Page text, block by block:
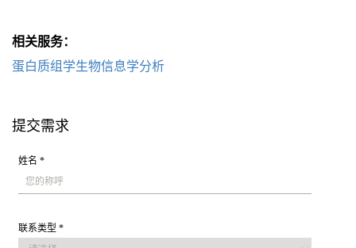
相关服务：
蛋白质组学生物信息学分析
提交需求
姓名 *
联系类型 *